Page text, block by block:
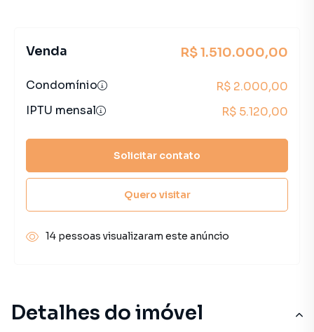
Detalhes do imóvel
Venda R$ 1.510.000,00
Condomínio
R$ 2.000,00
IPTU mensal
R$ 5.120,00
Solicitar contato
Quero visitar
14 pessoas visualizaram este anúncio